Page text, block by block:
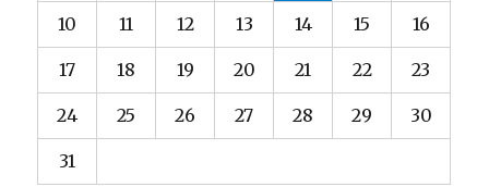
10 11 12 13 14 15 16
17 18 19 20 21 22 23
24 25 26 27 28 29 30
31